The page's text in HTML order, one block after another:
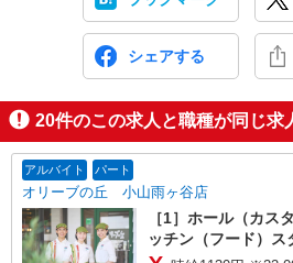
シェアする
20件のこの求人と職種が同じ求
アルバイト パート
オリーブの丘 小山雨ヶ谷店
［1］ホール（カス
ッチン（フード）ス